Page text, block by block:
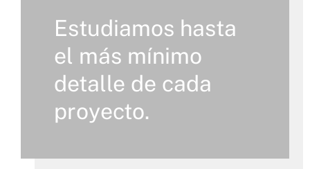
Estudiamos hasta
el más mínimo
detalle de cada
proyecto.